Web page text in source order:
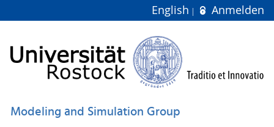
English Anmelden
Modeling and Simulation Group